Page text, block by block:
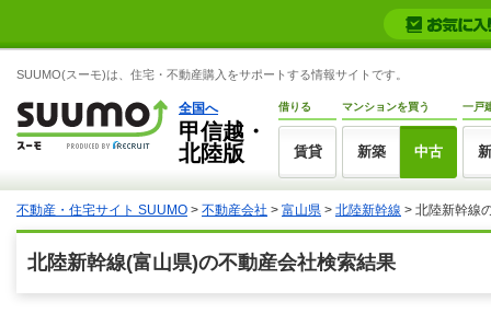
SUUMO(スーモ)は、住宅・不動産購入をサポートする情報サイトです。
全国へ
甲信越・
北陸版
借りる
賃貸
マンションを買う
新築 中古
一戸
不動産・住宅サイト SUUMO > 不動産会社 > 富山県 > 北陸新幹線 > 北陸新幹線
北陸新幹線(富山県)の不動産会社検索結果